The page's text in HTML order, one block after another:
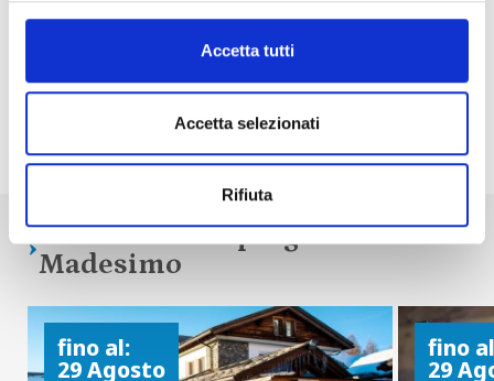
Accetta tutti
Accetta selezionati
Rifiuta
Altri eventi in programma a
Madesimo
fino al:
29 Agosto
fino
29